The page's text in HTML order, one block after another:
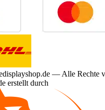
— Alle Rechte
erstellt durch